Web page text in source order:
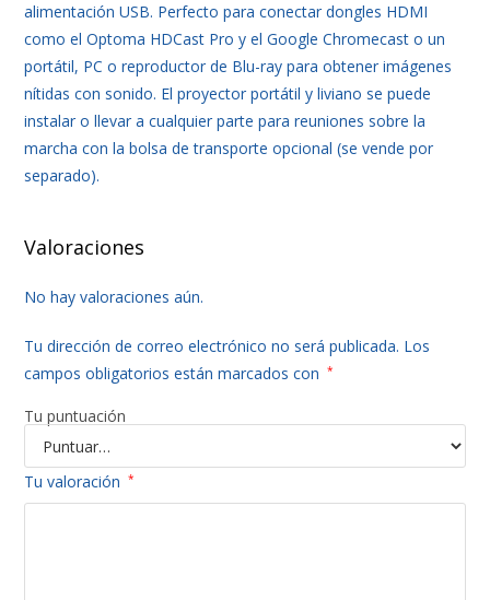
alimentación USB. Perfecto para conectar dongles HDMI
como el Optoma HDCast Pro y el Google Chromecast o un
portátil, PC o reproductor de Blu-ray para obtener imágenes
nítidas con sonido. El proyector portátil y liviano se puede
instalar o llevar a cualquier parte para reuniones sobre la
marcha con la bolsa de transporte opcional (se vende por
separado).
Valoraciones
No hay valoraciones aún.
Tu dirección de correo electrónico no será publicada. Los
campos obligatorios están marcados con
*
Tu puntuación
Tu valoración *